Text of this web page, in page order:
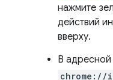
нажмите
действий
вверху.
В адресной
chrome://